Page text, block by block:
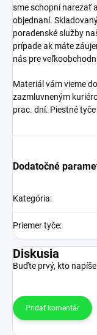
sme schopní narezať
objednaní.
poradenské služby
prípade ak máte
nás pre
Materiál vám vieme
zazmluvneným
prac. dní. Piestné
Dodatočné
Kategória:
Priemer tyče:
Diskusia
Buďte prvý, kto
Pridať komentár